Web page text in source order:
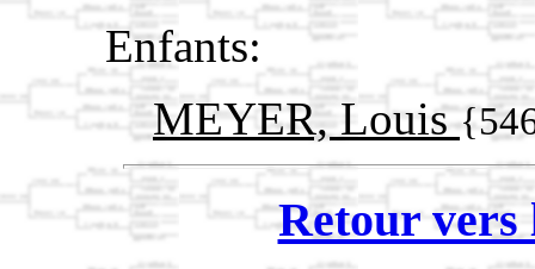
Enfants:
MEYER, Louis
Retour vers